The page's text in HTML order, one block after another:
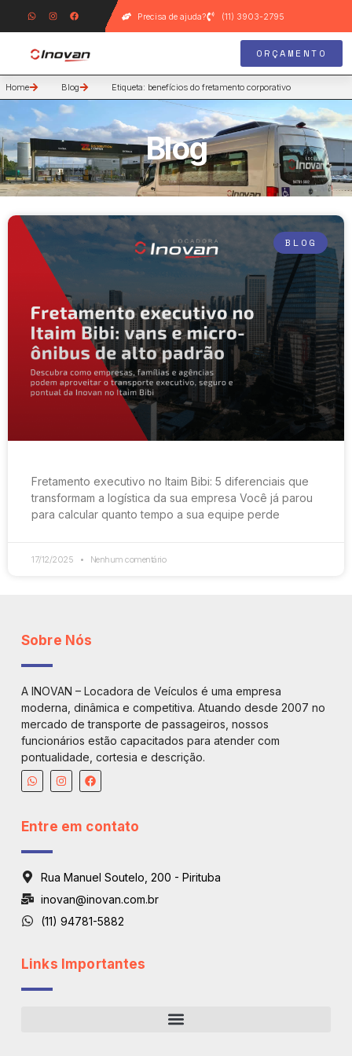
Precisa de ajuda? (11) 3903-2795
ORÇAMENTO
Home Blog Etiqueta: benefícios do fretamento corporativo
Blog
BLOG
Fretamento executivo no Itaim Bibi: 5 diferenciais que
transformam a logística da sua empresa Você já parou
para calcular quanto tempo a sua equipe perde
17/12/2025 Nenhum comentário
Sobre Nós
A INOVAN – Locadora de Veículos é uma empresa
moderna, dinâmica e competitiva. Atuando desde 2007 no
mercado de transporte de passageiros, nossos
funcionários estão capacitados para atender com
pontualidade, cortesia e descrição.
Entre em contato
Rua Manuel Soutelo, 200 - Pirituba
inovan@inovan.com.br
(11) 94781-5882
Links Importantes